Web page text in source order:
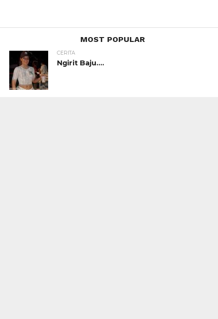
MOST POPULAR
CERITA
Ngirit Baju….